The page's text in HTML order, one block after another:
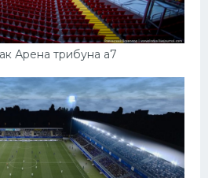
Арена трибуна а7